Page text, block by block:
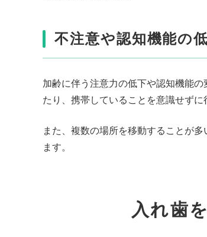
不注意や認知機能の
加齢に伴う注意力の低下や認知機能
たり、携帯していることを意識せず
また、複数の場所を移動することが
ます。
入れ歯